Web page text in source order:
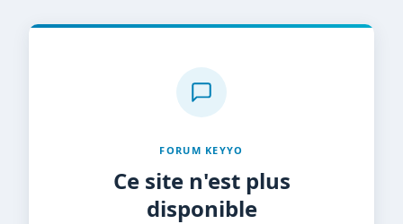
FORUM KEYYO
Ce site n'est plus
disponible